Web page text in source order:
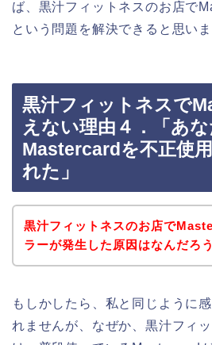
ば、黒汁フィットネスのお店で
という問題を解決できると思いま
黒汁フィットネスで
えない理由４．「あ
Mastercardを不正使
れた」
黒汁フィットネスのお店で
ラーが発生した原因はなんだろ
もしかしたら、私と同じように
れませんが、なぜか、黒汁フィ